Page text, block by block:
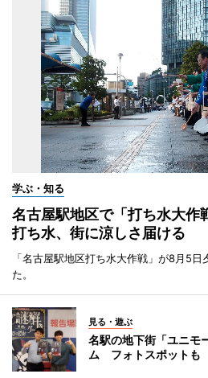
学ぶ・知る
名古屋駅地区で「打ち水大
打ち水、街に涼しさ届ける
「名古屋駅地区打ち水大作戦」が8月5
た。
見る・遊ぶ
名駅の地下街「ユニモ
ム フォトスポットも